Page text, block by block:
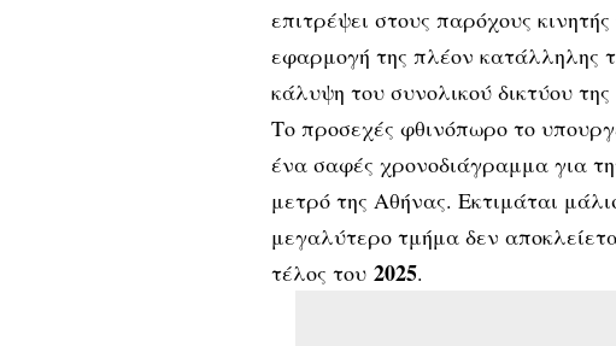
επιτρέψει στους παρόχους
εφαρμογή της πλέον κατάλληλης
κάλυψη του συνολικού δικτύου της
Το προσεχές φθινόπωρο το
ένα σαφές χρονοδιάγραμμα για
μετρό της Αθήνας. Εκτιμάται
μεγαλύτερο τμήμα δεν
τέλος του 2025.